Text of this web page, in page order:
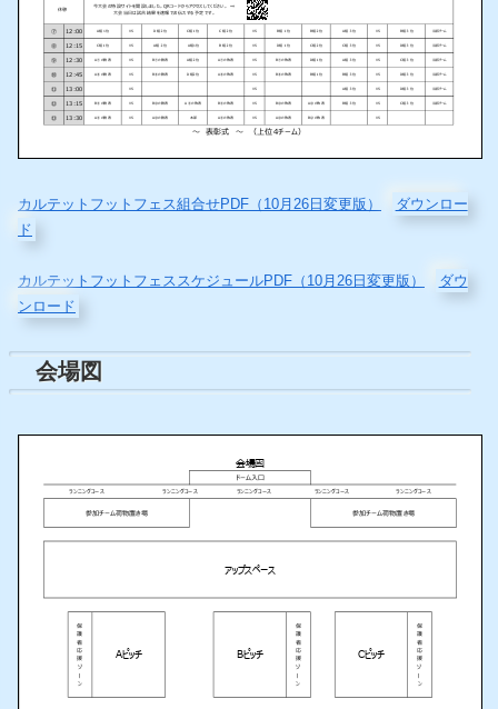
カルテットフットフェス組合せPDF（10月26日変更版）
ダウンロー
ド
カルテットフットフェススケジュールPDF（10月26日変更版）
ダウ
ンロード
会場図